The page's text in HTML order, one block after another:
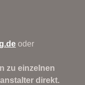
oder
zu einzelnen
direkt.